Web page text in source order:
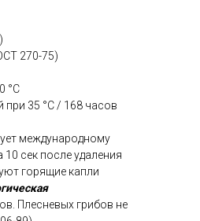
270-75)
°C
при 35 °C / 168 часов
международному
10 сек после удаления
горящие капли
Плесневых грибов не